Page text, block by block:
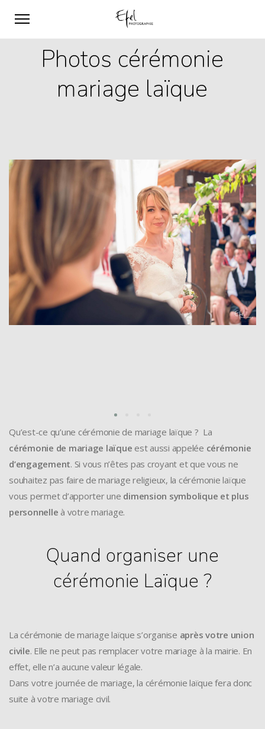
Photos cérémonie
mariage laïque
Qu’est-ce qu’une cérémonie de mariage laïque ? La
cérémonie de mariage laïque est aussi appelée cérémonie
d’engagement. Si vous n’êtes pas croyant et que vous ne
souhaitez pas faire de mariage religieux, la cérémonie laïque
vous permet d’apporter une dimension symbolique et plus
personnelle à votre mariage.
Quand organiser une
cérémonie Laïque ?
La cérémonie de mariage laïque s’organise après votre union
civile. Elle ne peut pas remplacer votre mariage à la mairie. En
effet, elle n’a aucune valeur légale.
Dans votre journée de mariage, la cérémonie laïque fera donc
suite à votre mariage civil.